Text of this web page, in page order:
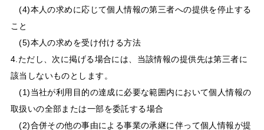
(4)本人の求めに応じて個人情報の第三者への提供を停止する
こと
(5)本人の求めを受け付ける方法
4.ただし、次に掲げる場合には、当該情報の提供先は第三者に
該当しないものとします。
(1)当社が利用目的の達成に必要な範囲内において個人情報の
取扱いの全部または一部を委託する場合
(2)合併その他の事由による事業の承継に伴って個人情報が提